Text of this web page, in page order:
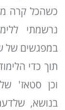
כשהכל קרה
נרשמתי
במפגשים של
בנושא,